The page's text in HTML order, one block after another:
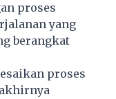
proses
yang
berangkat
proses